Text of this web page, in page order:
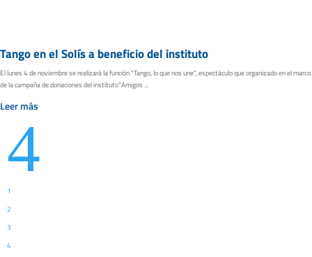
Tango en el Solís a beneficio del instituto
El lunes 4 de noviembre se realizará la función "Tango, lo que nos une", espectáculo que organizado en el marco
de la campaña de donaciones del instituto"Amigos ...
Leer más
4
1
2
3
4